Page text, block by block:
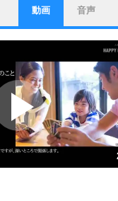
ストレス対策
他人と比べない。
いっそのこと、他人を見
いらいらしない人になる30の方法
プラス思考
ポジティブになれない原
ポジティブ思考になる30の方法
ストレス対策
人生、なんとかなるもの
気楽に生きる30の方法
動画 音声